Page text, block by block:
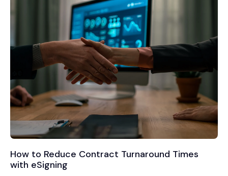
How to Reduce Contract Turnaround Times
with eSigning